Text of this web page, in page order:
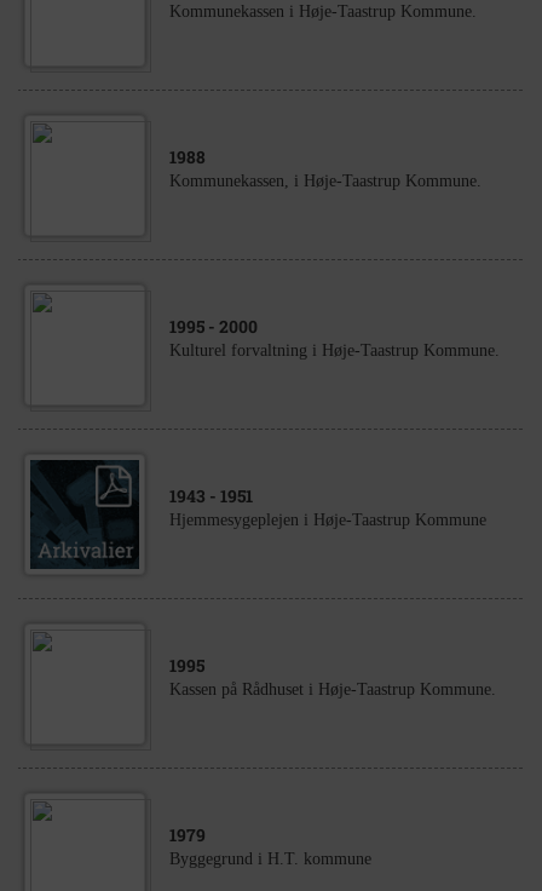
Kommunekassen i Høje-Taastrup Kommune.
1988
Kommunekassen, i Høje-Taastrup Kommune.
1995 - 2000
Kulturel forvaltning i Høje-Taastrup Kommune.
1943 - 1951
Hjemmesygeplejen i Høje-Taastrup Kommune
1995
Kassen på Rådhuset i Høje-Taastrup Kommune.
1979
Byggegrund i H.T. kommune